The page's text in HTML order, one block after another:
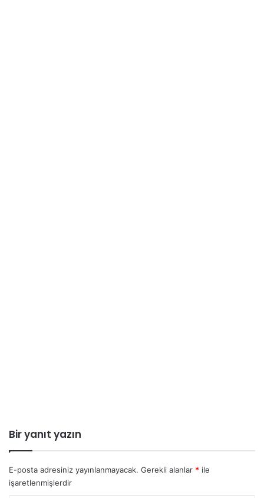
Bir yanıt yazın
E-posta adresiniz yayınlanmayacak. Gerekli alanlar * ile
işaretlenmişlerdir